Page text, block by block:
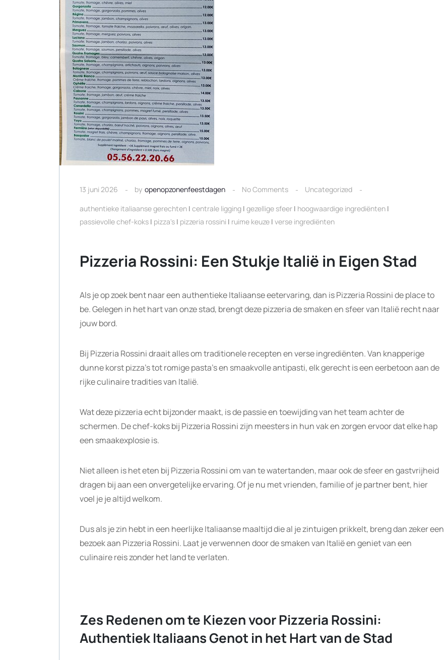
13 juni 2026 by openopzonenfeestdagen No Comments
Uncategorized
authentieke italiaanse gerechten | centrale ligging | gezellige sfeer | hoogwaardige ingrediënten |
passievolle chef-koks | pizza's | pizzeria rossini | ruime keuze | verse ingrediënten
Pizzeria Rossini: Een Stukje Italië in Eigen Stad
Als je op zoek bent naar een authentieke Italiaanse eetervaring, dan is Pizzeria Rossini de place to
be. Gelegen in het hart van onze stad, brengt deze pizzeria de smaken en sfeer van Italië recht naar
jouw bord.
Bij Pizzeria Rossini draait alles om traditionele recepten en verse ingrediënten. Van knapperige
dunne korst pizza’s tot romige pasta’s en smaakvolle antipasti, elk gerecht is een eerbetoon aan de
rijke culinaire tradities van Italië.
Wat deze pizzeria echt bijzonder maakt, is de passie en toewijding van het team achter de
schermen. De chef-koks bij Pizzeria Rossini zijn meesters in hun vak en zorgen ervoor dat elke hap
een smaakexplosie is.
Niet alleen is het eten bij Pizzeria Rossini om van te watertanden, maar ook de sfeer en gastvrijheid
dragen bij aan een onvergetelijke ervaring. Of je nu met vrienden, familie of je partner bent, hier
voel je je altijd welkom.
Dus als je zin hebt in een heerlijke Italiaanse maaltijd die al je zintuigen prikkelt, breng dan zeker een
bezoek aan Pizzeria Rossini. Laat je verwennen door de smaken van Italië en geniet van een
culinaire reis zonder het land te verlaten.
Zes Redenen om te Kiezen voor Pizzeria Rossini:
Authentiek Italiaans Genot in het Hart van de Stad